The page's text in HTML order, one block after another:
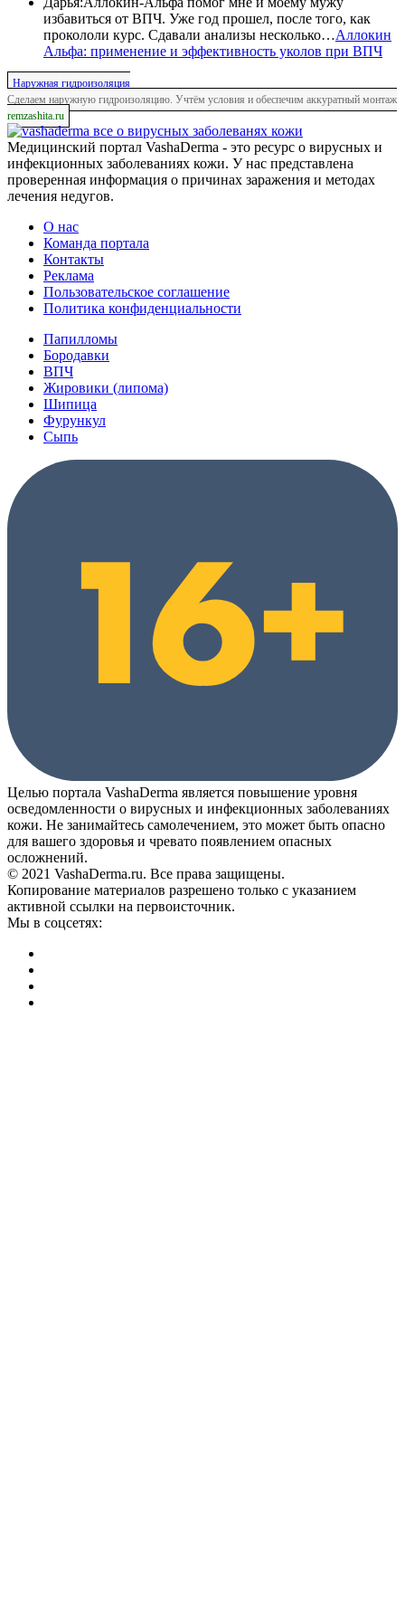
избавиться от ВПЧ. Уже год прошел, после того, как
прокололи курс. Сдавали анализы несколько…Аллокин
Альфа: применение и эффективность уколов при ВПЧ
Наружная гидроизоляция
Сделаем наружную гидроизоляцию. Учтём условия и обеспечим аккуратный монтаж
remzashita.ru
все о вирусных заболеванях кожи
Медицинский портал VashaDerma - это ресурс о вирусных и
инфекционных заболеваниях кожи. У нас представлена
проверенная информация о причинах заражения и методах
лечения недугов.
О нас
Команда портала
Контакты
Реклама
Пользовательское соглашение
Политика конфиденциальности
Папилломы
Бородавки
ВПЧ
Жировики (липома)
Шипица
Фурункул
Сыпь
Целью портала VashaDerma является повышение уровня
осведомленности о вирусных и инфекционных заболеваниях
кожи. Не занимайтесь самолечением, это может быть опасно
для вашего здоровья и чревато появлением опасных
осложнений.
© 2021 VashaDerma.ru. Все права защищены.
Копирование материалов разрешено только с указанием
активной ссылки на первоисточник.
Мы в соцсетях: